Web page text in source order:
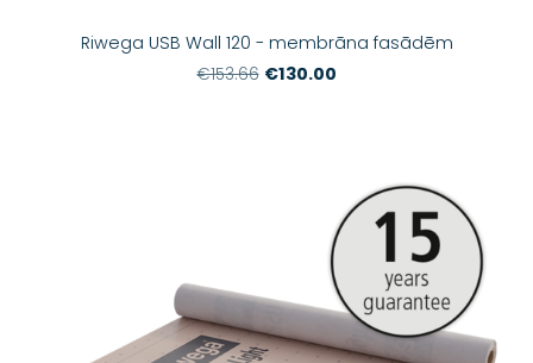
Riwega USB Wall 120 - membrāna fasādēm
€153.66 €130.00